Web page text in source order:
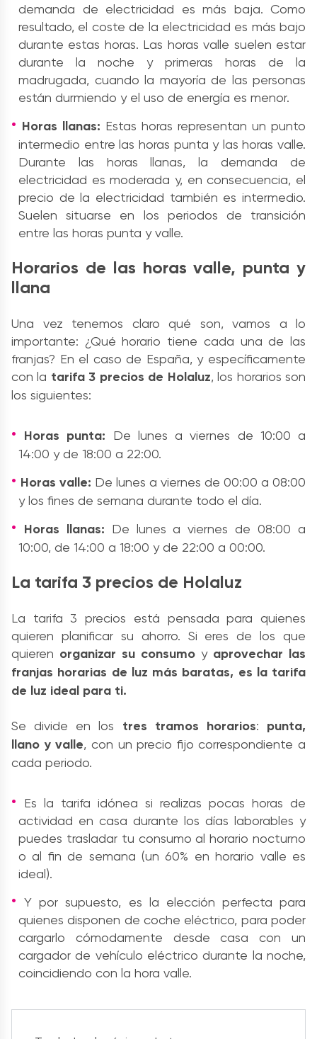
demanda de electricidad es más baja. Como
resultado, el coste de la electricidad es más bajo
durante estas horas. Las horas valle suelen estar
durante la noche y primeras horas de la
madrugada, cuando la mayoría de las personas
están durmiendo y el uso de energía es menor.
Horas llanas: Estas horas representan un punto
intermedio entre las horas punta y las horas valle.
Durante las horas llanas, la demanda de
electricidad es moderada y, en consecuencia, el
precio de la electricidad también es intermedio.
Suelen situarse en los periodos de transición
entre las horas punta y valle.
Horarios de las horas valle, punta y
llana
Una vez tenemos claro qué son, vamos a lo
importante: ¿Qué horario tiene cada una de las
franjas? En el caso de España, y específicamente
con la tarifa 3 precios de Holaluz, los horarios son
los siguientes:
Horas punta: De lunes a viernes de 10:00 a
14:00 y de 18:00 a 22:00.
Horas valle: De lunes a viernes de 00:00 a 08:00
y los fines de semana durante todo el día.
Horas llanas: De lunes a viernes de 08:00 a
10:00, de 14:00 a 18:00 y de 22:00 a 00:00.
La tarifa 3 precios de Holaluz
La tarifa 3 precios está pensada para quienes
quieren planificar su ahorro. Si eres de los que
quieren organizar su consumo y aprovechar las
franjas horarias de luz más baratas, es la tarifa
de luz ideal para ti.
Se divide en los tres tramos horarios: punta,
llano y valle, con un precio fijo correspondiente a
cada periodo.
Es la tarifa idónea si realizas pocas horas de
actividad en casa durante los días laborables y
puedes trasladar tu consumo al horario nocturno
o al fin de semana (un 60% en horario valle es
ideal).
Y por supuesto, es la elección perfecta para
quienes disponen de coche eléctrico, para poder
cargarlo cómodamente desde casa con un
cargador de vehículo eléctricodurante la noche,
coincidiendo con la hora valle.